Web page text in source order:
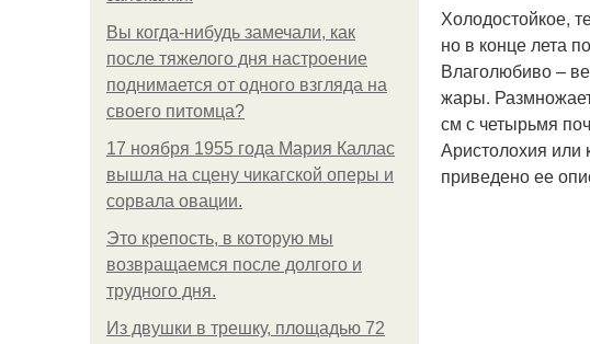
Вы когда-нибудь замечали, как
после тяжелого дня настроение
поднимается от одного взгляда на
своего питомца?
17 ноября 1955 года Мария Каллас
вышла на сцену чикагской оперы и
сорвала овации.
Это крепость, в которую мы
возвращаемся после долгого и
трудного дня.
Из двушки в трешку, площадью 72
Холодостойкое,
но в конце лета
Влаголюбиво –
жары.
см с четырьмя
Аристолохия или
приведено ее